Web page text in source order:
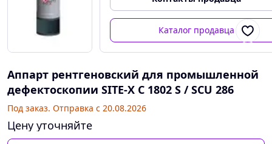
Каталог продавца
Аппарт рентгеновский для промышленной
дефектоскопии SITE-X C 1802 S / SCU 286
Под заказ. Отправка с 20.08.2026
Цену уточняйте